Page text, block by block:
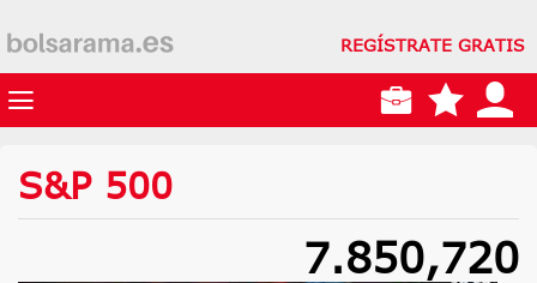
REGÍSTRATE GRATIS
S&P 500
7.850,720